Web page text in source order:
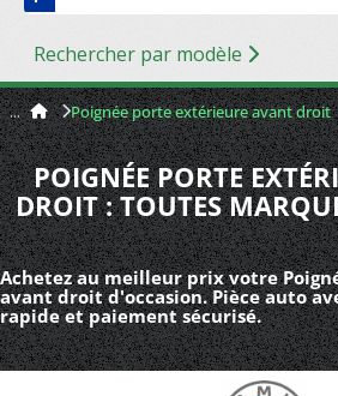
Rechercher par modèle
Poignée porte extérieure avant droit
POIGNÉE PORTE
DROIT : TOUTES
Achetez au meilleur prix votre
avant droit d'occasion. Pièce auto
rapide et paiement sécurisé.